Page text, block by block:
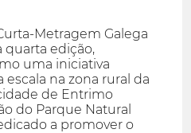
Metragem Galega
quarta edição,
uma iniciativa
na zona rural da
de Entrimo
do Parque Natural
a promover o